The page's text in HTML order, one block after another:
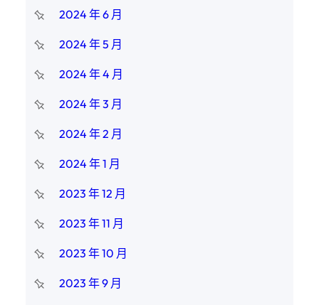
2024 年 6 月
2024 年 5 月
2024 年 4 月
2024 年 3 月
2024 年 2 月
2024 年 1 月
2023 年 12 月
2023 年 11 月
2023 年 10 月
2023 年 9 月